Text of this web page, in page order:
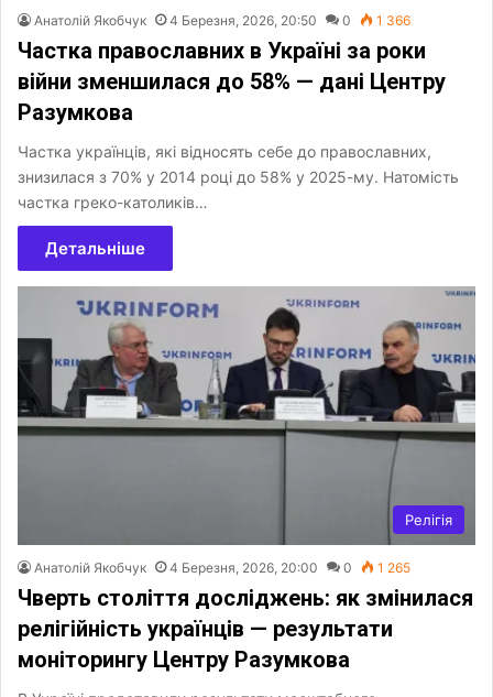
Анатолій Якобчук 4 Березня, 2026, 20:50 0 1 366
Частка православних в Україні за роки
війни зменшилася до 58% — дані Центру
Разумкова
Частка українців, які відносять себе до православних,
знизилася з 70% у 2014 році до 58% у 2025-му. Натомість
частка греко-католиків…
Детальніше
Релігія
Анатолій Якобчук 4 Березня, 2026, 20:00 0 1 265
Чверть століття досліджень: як змінилася
релігійність українців — результати
моніторингу Центру Разумкова